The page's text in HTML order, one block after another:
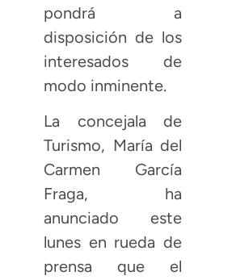
pondrá a
disposición de los
interesados de
modo inminente.
La concejala de
Turismo, María del
Carmen García
Fraga, ha
anunciado este
lunes en rueda de
prensa que el